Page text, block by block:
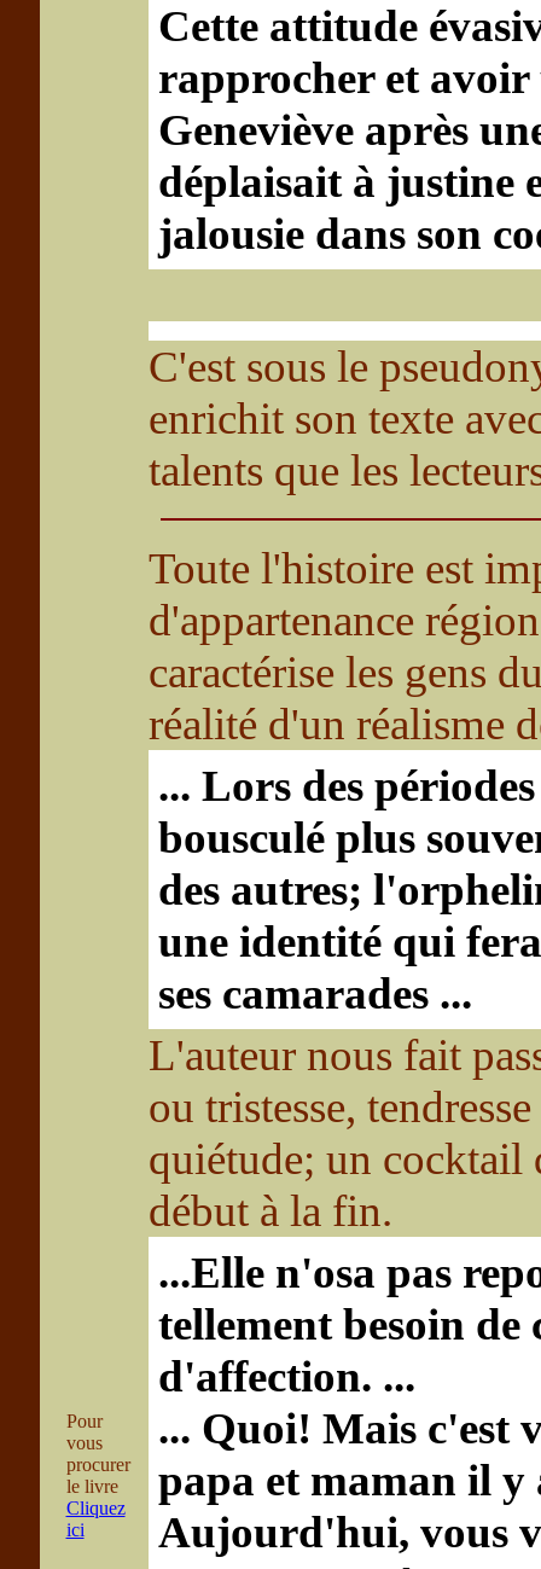
Cette attitude
rapprocher et
Geneviève après
déplaisait à justine
jalousie dans son
C'est sous le
enrichit son texte
talents que les
Pour
vous
procurer
le livre
Cliquez
ici
Toute l'histoire est
d'appartenance
caractérise les gens
réalité d'un réalisme
... Lors des
bousculé plus
des autres;
une identité qui
ses camarades ...
L'auteur nous fait
ou tristesse,
quiétude; un cocktail
début à la fin.
...Elle n'osa pas
tellement besoin
d'affection. ...
... Quoi! Mais c'est
papa et maman il
Aujourd'hui, vous